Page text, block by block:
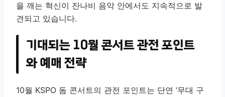
을 깨는 혁신이 잔나비 음악 안에서도 지속적으로 발
견되고 있습니다.
기대되는 10월 콘서트 관전 포인트
와 예매 전략
10월 KSPO 돔 콘서트의 관전 포인트는 단연 ‘무대 구